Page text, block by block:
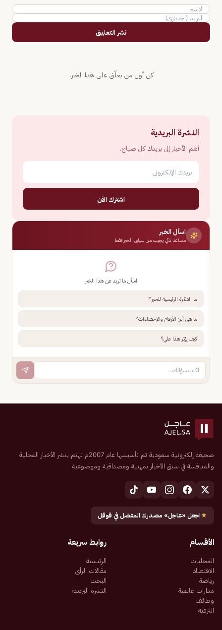
نشر التعليق
كن أول من يعلّق على هذا الخبر.
النشرة البريدية
أهم الأخبار إلى بريدك كل صباح.
اشترك الآن
اسأل الخبر
مساعد ذكي يجيب من سياق الخبر فقط
اسأل ما تريد عن هذا الخبر
ما الفكرة الرئيسية للخبر؟
ما هي أبرز الأرقام والإحصاءات؟
كيف يؤثر هذا علي؟
صحيفة إلكترونية سعودية تم تأسيسها عام 2007م تهتم بنشر الأخبار المحلية
والمنافسة في سبق الأخبار بمهنية ومصداقية وموضوعية
★اجعل «عاجل» مصدرك المفضل في قوقل
الأقسام
المحليات
الاقتصاد
رياضة
مدارات عالمية
وظائف
الترفيه
روابط سريعة
الرئيسية
مقالات الرأي
البحث
النشرة البريدية